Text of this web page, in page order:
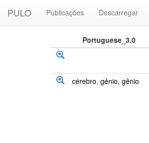
PULO Publicações Descarregar
Portuguese_3.0
cérebro, génio, gênio